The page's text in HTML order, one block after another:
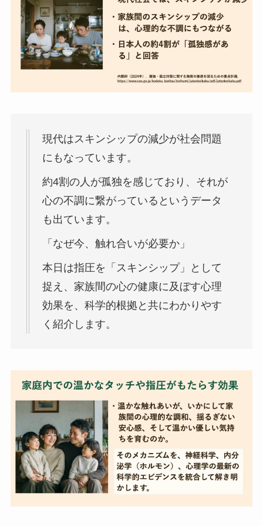
現代はスキンシップの減少が社会問題
にもなっています。
約4割の人が孤独を感じており、それが
心の不調に繋がっているというデータ
も出ています。
「なぜ今、触れ合いが必要か」
本日は指圧を「スキンシップ」として
捉え、家族間の心の健康に及ぼす心理
効果を、科学的根拠と共にわかりやす
く紹介します。